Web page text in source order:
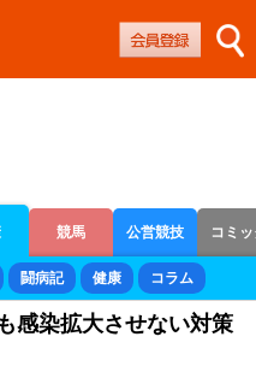
競馬 公営競技 コミ
闘病記 健康 コラム
感染拡大させない対策